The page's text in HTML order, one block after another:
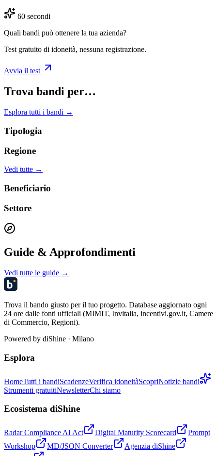
60 secondi
Quali bandi può ottenere la tua azienda?
Test gratuito di idoneità, nessuna registrazione.
Avvia il test
Trova bandi per…
Esplora tutti i bandi →
Tipologia
Regione
Vedi tutte →
Beneficiario
Settore
Guide & Approfondimenti
Vedi tutte le guide →
Trova il bando giusto per il tuo progetto. Database aggiornato ogni
24 ore dalle fonti ufficiali (MIMIT, Invitalia, incentivi.gov.it, Camere
di Commercio, Regioni).
Powered by diShine · Milano
Esplora
HomeTutti i bandiScadenzeVerifica idoneitàScopriNotizie bandi
Strumenti gratuitiNewsletterChi siamo
Ecosistema diShine
Radar Compliance AI Act Digital Maturity Scorecard
Prompt
Workshop
MD/JSON Converter
Agenzia diShine